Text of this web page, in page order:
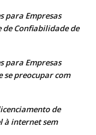
para Empresas
de Confiabilidade de
para Empresas
se preocupar com
de
à internet sem